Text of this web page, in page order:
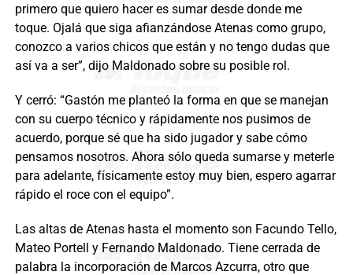
primero que quiero hacer es sumar desde donde me
toque. Ojalá que siga afianzándose Atenas como grupo,
conozco a varios chicos que están y no tengo dudas que
así va a ser”, dijo Maldonado sobre su posible rol.
Y cerró: “Gastón me planteó la forma en que se manejan
con su cuerpo técnico y rápidamente nos pusimos de
acuerdo, porque sé que ha sido jugador y sabe cómo
pensamos nosotros. Ahora sólo queda sumarse y meterle
para adelante, físicamente estoy muy bien, espero agarrar
rápido el roce con el equipo”.
Las altas de Atenas hasta el momento son Facundo Tello,
Mateo Portell y Fernando Maldonado. Tiene cerrada de
palabra la incorporación de Marcos Azcurra, otro que